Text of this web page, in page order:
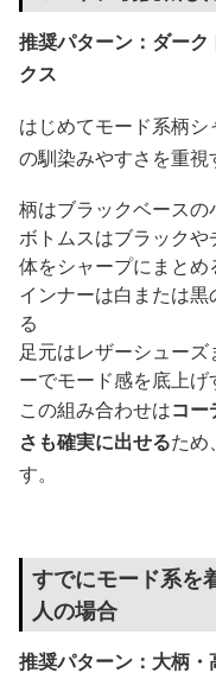
推奨パターン：ダー
クス
はじめてモード系柄
の馴染みやすさを重視
柄はブラックベース
ボトムスはブラック
体をシャープにまとめ
インナーは白または
る
足元はレザーシュー
ーでモード感を底上げ
この組み合わせはコー
さも確実に出せるため
す。
すでにモード系を
人の場合
推奨パターン：大柄